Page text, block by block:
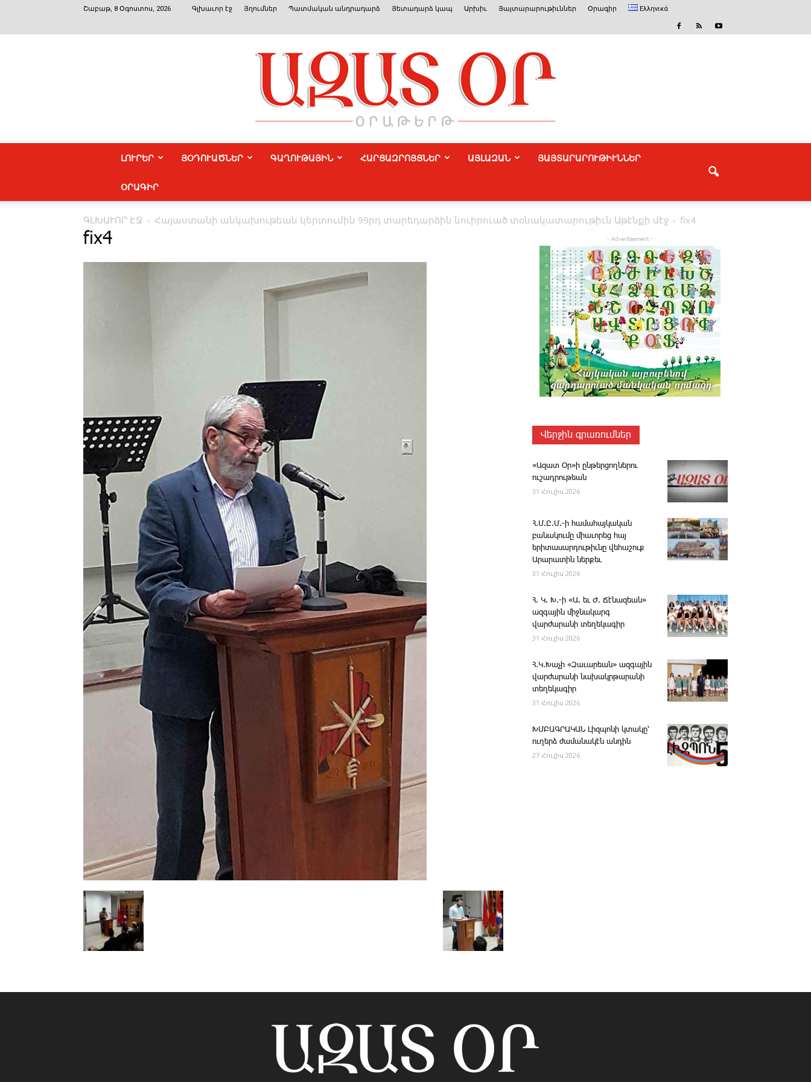
Շաբաթ, 8 Օգոստոս, 2026 Գլխաւոր էջ Յղումներ Պատմական անդրադարձ Յետադարձ կապ Արխիւ Յայտարարութիւններ Օրագիր Ελληνικά
Or
ԼՈՒՐԵՐ ՅՕԴՈՒԱԾՆԵՐ ԳԱՂՈՒԹԱՅԻՆ ՀԱՐՑԱԶՐՈՅՑՆԵՐ ԱՅԼԱԶԱՆ ՅԱՅՏԱՐԱՐՈՒԹԻՒՆՆԵՐ
ՕՐԱԳԻՐ
ԳԼԽԱՒՈՐ ԷՋ Հայաստանի անկախութեան կերտումին 99րդ տարեդարձին նուիրուած տօնակատարութիւն Աթէնքի մէջ fix4
fix4 - Advertisement -
Վերջին գրառումներ
«Ազատ Օր»ի ընթերցողներու
ուշադրութեան
31 Հուլիս 2026
Հ.Մ.Ը.Մ.-ի համահայկական
բանակումը միաւորեց հայ
երիտասարդութիւնը վեհաշուք
Արարատին ներքեւ
31 Հուլիս 2026
Հ. Կ. Խ.-ի «Ա. եւ Ժ. ­Ճէնազեան»
ազգային միջնակարգ
վարժարանի տեղեկագիր
31 Հուլիս 2026
Հ․Կ․Խաչի «Զաւարեան» ազգային
վարժարանի նախակրթարանի
տեղեկագիր
31 Հուլիս 2026
ԽՄԲԱԳՐԱԿԱՆ ­Լիզպոնի կտակը՝
ուղերձ ժամանակէն անդին
27 Հուլիս 2026